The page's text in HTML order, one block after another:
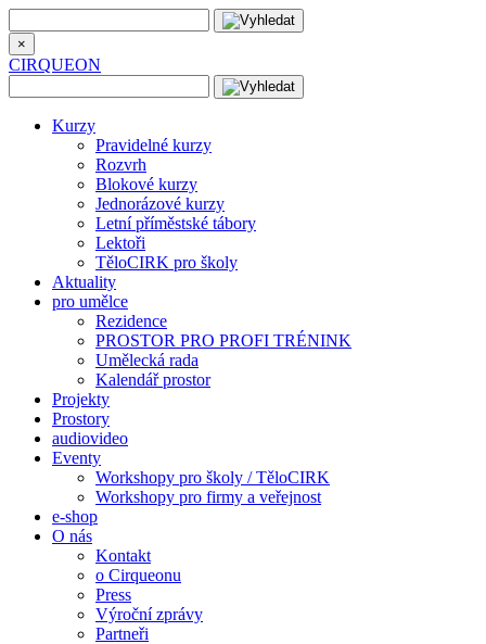
×
CIRQUEON
Kurzy
Pravidelné kurzy
Rozvrh
Blokové kurzy
Jednorázové kurzy
Letní příměstské tábory
Lektoři
TěloCIRK pro školy
Aktuality
pro umělce
Rezidence
PROSTOR PRO PROFI TRÉNINK
Umělecká rada
Kalendář prostor
Projekty
Prostory
audiovideo
Eventy
Workshopy pro školy / TěloCIRK
Workshopy pro firmy a veřejnost
e-shop
O nás
Kontakt
o Cirqueonu
Press
Výroční zprávy
Partneři